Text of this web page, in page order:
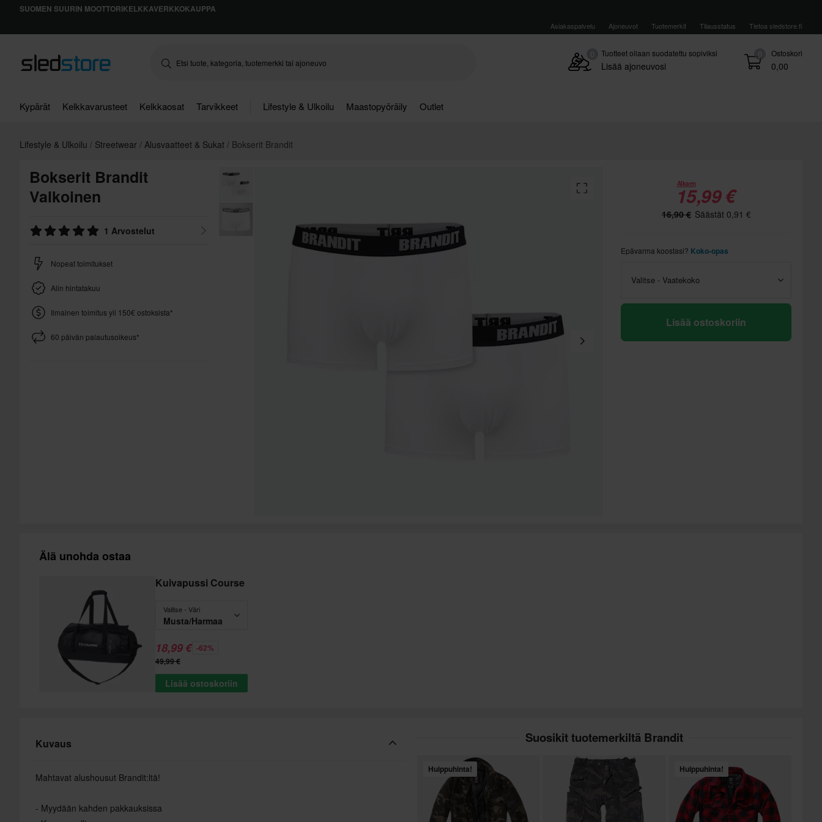
SUOMEN SUURIN MOOTTORIKELKKAVERKKOKAUPPA
Asiakaspalvelu Ajoneuvot Tuotemerkit Tilausstatus Tietoa sledstore.fi
0 Ostoskori
0,00
Tuotteet ollaan suodatettu sopiviksi
Lisää ajoneuvosi
Kypärät Kelkkavarusteet Kelkkaosat Tarvikkeet Lifestyle & Ulkoilu Maastopyöräily Outlet
Lifestyle & Ulkoilu Streetwear Alusvaatteet & Sukat Bokserit Brandit
Bokserit Brandit
Valkoinen
1 Arvostelut
Nopeat toimitukset
Alin hintatakuu
Ilmainen toimitus yli 150€ ostoksista*
60 päivän palautusoikeus*
Alkaen
15,99 €
16,90 € Säästät 0,91 €
Epävarma koostasi? Koko-opas
Valitse - Vaatekoko
Lisää ostoskoriin
Älä unohda ostaa
Kuivapussi Course
Valitse - Väri
Musta/Harmaa
18,99 € -62%
49,99 €
Lisää ostoskoriin
Kuvaus
Mahtavat alushousut Brandit:ltä!
- Myydään kahden pakkauksissa
Suosikit tuotemerkiltä Brandit
Huippuhinta! Huippuhinta!